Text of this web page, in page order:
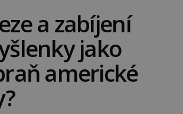
a zabíjení
jako
americké